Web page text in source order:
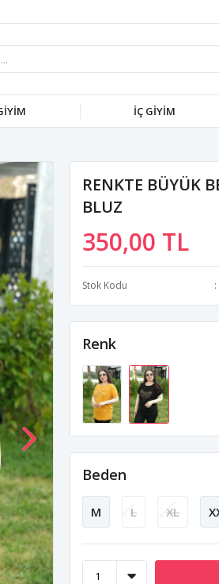
İÇ GİYİM
RENKTE BÜYÜK
BLUZ
350,00 TL
Stok Kodu
Renk
Beden
M L XL